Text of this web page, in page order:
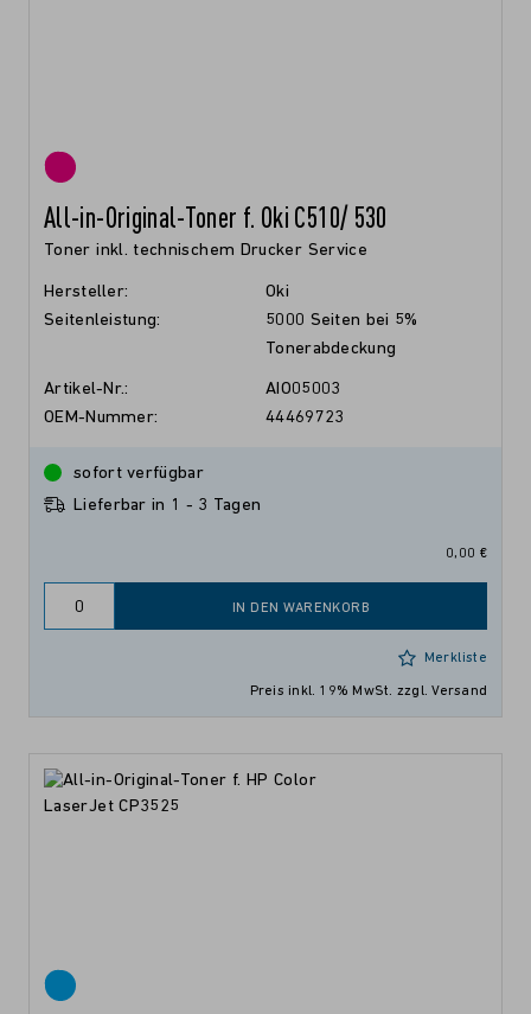
All-in-Original-Toner f. Oki C510/ 530
Toner inkl. technischem Drucker Service
Hersteller:
Oki
Seitenleistung:
5000 Seiten bei 5%
Tonerabdeckung
Artikel-Nr.:
AIO05003
OEM-Nummer:
44469723
0,00 €
sofort verfügbar
Lieferbar in 1 - 3 Tagen
IN DEN WARENKORB
Merkliste
Preis inkl. 19% MwSt. zzgl. Versand